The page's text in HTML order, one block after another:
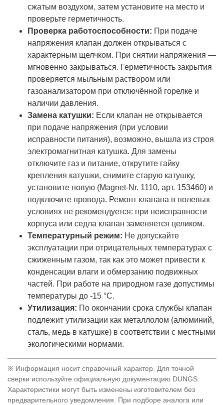
сжатым воздухом, затем установите на место и
проверьте герметичность.
Проверка работоспособности: При подаче
напряжения клапан должен открываться с
характерным щелчком. При снятии напряжения —
мгновенно закрываться. Герметичность закрытия
проверяется мыльным раствором или
газоанализатором при отключённой горелке и
наличии давления.
Замена катушки: Если клапан не открывается
при подаче напряжения (при условии
исправности питания), возможно, вышла из строя
электромагнитная катушка. Для замены
отключите газ и питание, открутите гайку
крепления катушки, снимите старую катушку,
установите новую (Magnet-Nr. 1110, арт. 153460) и
подключите провода. Ремонт клапана в полевых
условиях не рекомендуется: при неисправности
корпуса или седла клапан заменяется целиком.
Температурный режим: Не допускайте
эксплуатации при отрицательных температурах с
сжиженным газом, так как это может привести к
конденсации влаги и обмерзанию подвижных
частей. При работе на природном газе допустимы
температуры до -15 °C.
Утилизация: По окончании срока службы клапан
подлежит утилизации как металлолом (алюминий,
сталь, медь в катушке) в соответствии с местными
экологическими нормами.
※ Информация носит справочный характер. Для точной
сверки используйте официальную документацию DUNGS.
Характеристики могут быть изменены изготовителем без
предварительного уведомления. При подборе аналога или